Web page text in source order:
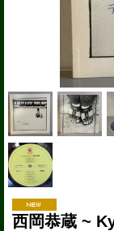
西岡恭蔵 ~